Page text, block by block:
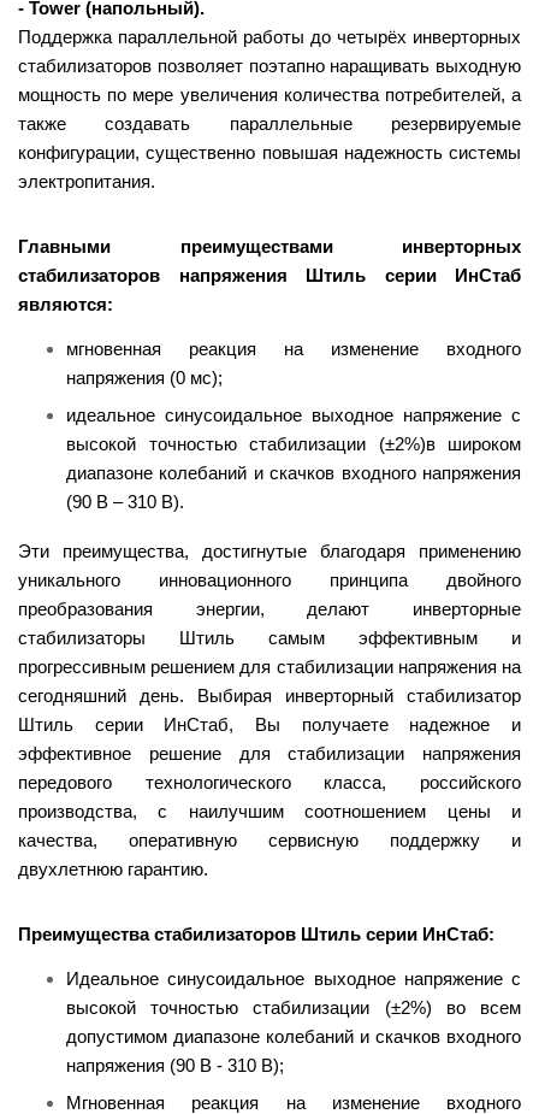
- Tower (напольный).
Поддержка параллельной работы до четырёх инверторных
стабилизаторов позволяет поэтапно наращивать выходную
мощность по мере увеличения количества потребителей, а
также создавать параллельные резервируемые
конфигурации, существенно повышая надежность системы
электропитания.
Главными преимуществами инверторных
стабилизаторов напряжения Штиль серии ИнСтаб
являются:
мгновенная реакция на изменение входного
напряжения (0 мс);
идеальное синусоидальное выходное напряжение с
высокой точностью стабилизации (±2%)в широком
диапазоне колебаний и скачков входного напряжения
(90 В – 310 В).
Эти преимущества, достигнутые благодаря применению
уникального инновационного принципа двойного
преобразования энергии, делают инверторные
стабилизаторы Штиль самым эффективным и
прогрессивным решением для стабилизации напряжения на
сегодняшний день. Выбирая инверторный стабилизатор
Штиль серии ИнСтаб, Вы получаете надежное и
эффективное решение для стабилизации напряжения
передового технологического класса, российского
производства, с наилучшим соотношением цены и
качества, оперативную сервисную поддержку и
двухлетнюю гарантию.
Преимущества стабилизаторов Штиль серии ИнСтаб:
Идеальное синусоидальное выходное напряжение с
высокой точностью стабилизации (±2%) во всем
допустимом диапазоне колебаний и скачков входного
напряжения (90 В - 310 В);
Мгновенная реакция на изменение входного